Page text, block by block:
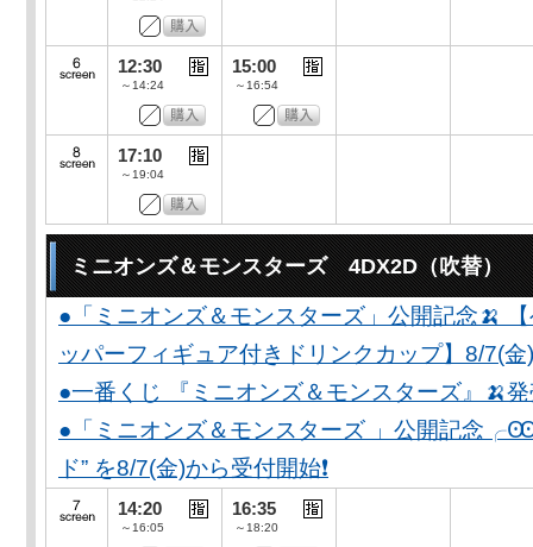
12:30
～14:24
15:00
～16:54
17:10
～19:04
ミニオンズ＆モンスターズ 4DX2D（吹替）
●「ミニオンズ＆モンスターズ」公開記念🍌
ッパーフィギュア付きドリンクカップ】8/7(金
●一番くじ 『ミニオンズ＆モンスターズ』🍌
●「ミニオンズ＆モンスターズ 」公開記念
ド” を8/7(金)から受付開始❗️
14:20
～16:05
16:35
～18:20